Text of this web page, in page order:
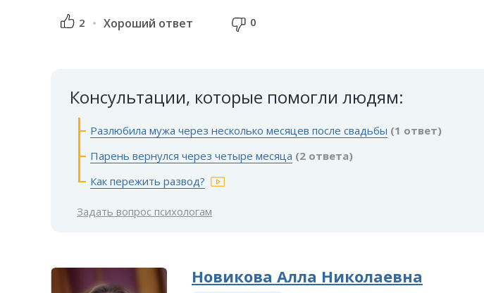
2 Хороший ответ 0
Консультации, которые помогли людям:
Разлюбила мужа через несколько месяцев после свадьбы (1 ответ)
Парень вернулся через четыре месяца (2 ответа)
Как пережить развод?
Задать вопрос психологам
Новикова Алла Николаевна